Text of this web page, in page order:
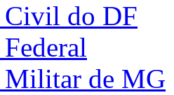
do DF
de MG